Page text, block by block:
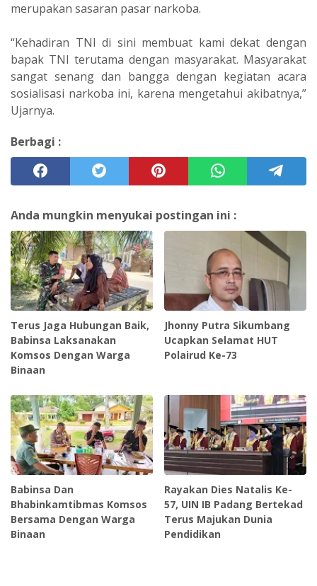
merupakan sasaran pasar narkoba.
“Kehadiran TNI di sini membuat kami dekat dengan
bapak TNI terutama dengan masyarakat. Masyarakat
sangat senang dan bangga dengan kegiatan acara
sosialisasi narkoba ini, karena mengetahui akibatnya,”
Ujarnya.
Berbagi :
Anda mungkin menyukai postingan ini :
Terus Jaga Hubungan Baik,
Babinsa Laksanakan
Komsos Dengan Warga
Binaan
Jhonny Putra Sikumbang
Ucapkan Selamat HUT
Polairud Ke-73
Babinsa Dan
Bhabinkamtibmas Komsos
Bersama Dengan Warga
Binaan
Rayakan Dies Natalis Ke-
57, UIN IB Padang Bertekad
Terus Majukan Dunia
Pendidikan